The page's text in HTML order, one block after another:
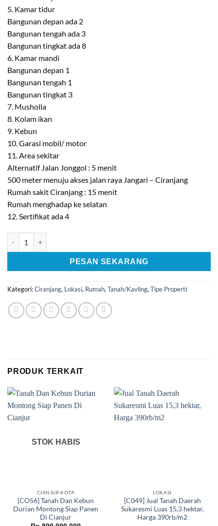
5. Kamar tidur
Bangunan depan ada 2
Bangunan tengah ada 3
Bangunan tingkat ada 8
6. Kamar mandi
Bangunan depan 1
Bangunan tengah 1
Bangunan tingkat 3
7. Musholla
8. Kolam ikan
9. Kebun
10. Garasi mobil/ motor
11. Area sekitar
Alternatif Jalan Jonggol : 5 menit
500 meter menuju akses jalan raya Jangari – Ciranjang
Rumah sakit Ciranjang : 15 menit
Rumah menghadap ke selatan
12. Sertifikat ada 4
PESAN SEKARANG
Kategori:Ciranjang, Lokasi, Rumah, Tanah/Kavling, Tipe Properti
PRODUK TERKAIT
STOK HABIS
CIANJUR KOTA
[CO56] Tanah Dan Kebun
Durian Montong Siap Panen
Di Cianjur
LOKASI
[C049] Jual Tanah Daerah
Sukaresmi Luas 15,3 hektar,
Harga 390rb/m2